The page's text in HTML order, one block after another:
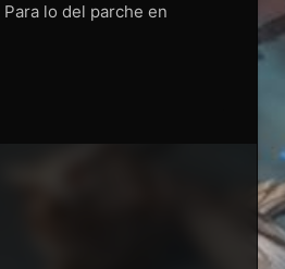
lo del parche en